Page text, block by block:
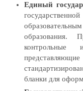
Единый
образования.
контрольные
бланки для